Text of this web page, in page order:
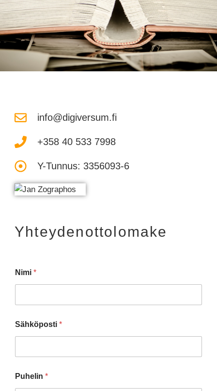
info@digiversum.fi
+358 40 533 7998
Y-Tunnus: 3356093-6
Yhteydenottolomake
Nimi *
Sähköposti *
Puhelin *